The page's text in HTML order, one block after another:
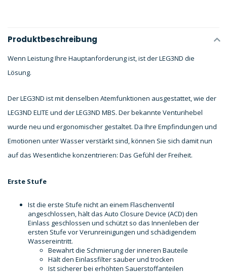
Produktbeschreibung
Wenn Leistung Ihre Hauptanforderung ist, ist der LEG3ND die
Lösung.
Der LEG3ND ist mit denselben Atemfunktionen ausgestattet, wie der
LEG3ND ELITE und der LEG3ND MBS. Der bekannte Venturihebel
wurde neu und ergonomischer gestaltet. Da Ihre Empfindungen und
Emotionen unter Wasser verstärkt sind, können Sie sich damit nun
auf das Wesentliche konzentrieren: Das Gefühl der Freiheit.
Erste Stufe
Ist die erste Stufe nicht an einem Flaschenventil
angeschlossen, hält das Auto Closure Device (ACD) den
Einlass geschlossen und schützt so das Innenleben der
ersten Stufe vor Verunreinigungen und schädigendem
Wassereintritt.
Bewahrt die Schmierung der inneren Bauteile
Hält den Einlassfilter sauber und trocken
Ist sicherer bei erhöhten Sauerstoffanteilen